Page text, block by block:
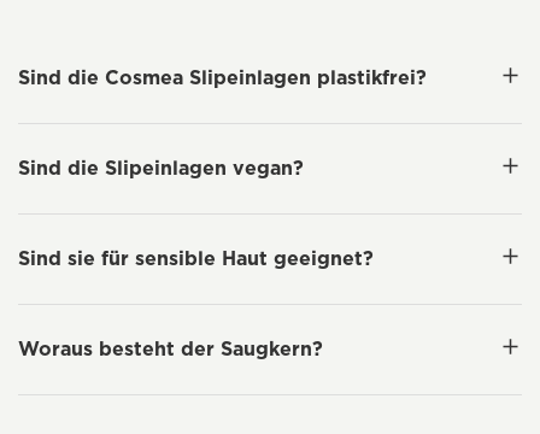
Sind die Cosmea Slipeinlagen plastikfrei?
Sind die Slipeinlagen vegan?
Sind sie für sensible Haut geeignet?
Woraus besteht der Saugkern?